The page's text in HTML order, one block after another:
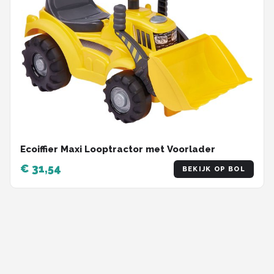
Ecoiffier Maxi Looptractor met Voorlader
€ 31,54 BEKIJK OP BOL